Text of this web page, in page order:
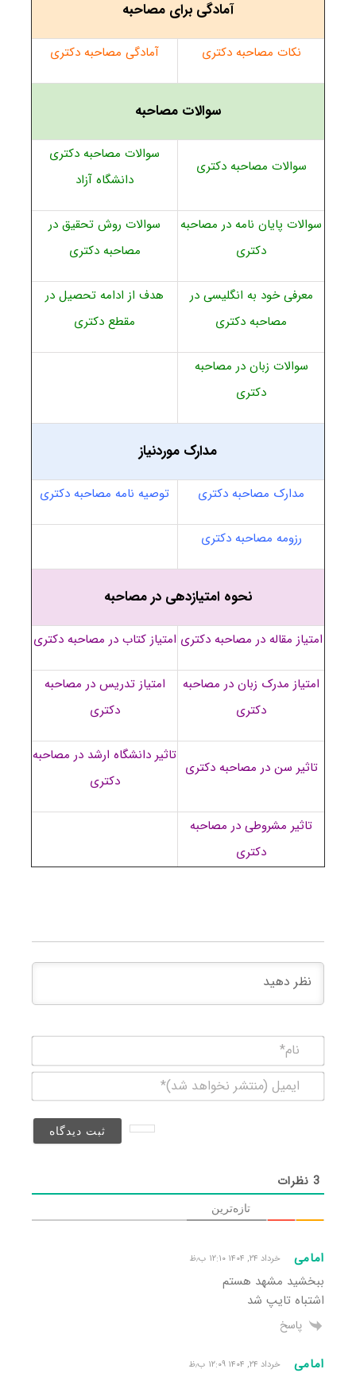
آمادگی برای مصاحبه
نکات مصاحبه دکتری آمادگی مصاحبه دکتری
سوالات مصاحبه
سوالات مصاحبه دکتری
سوالات مصاحبه دکتری
دانشگاه آزاد
سوالات پایان نامه در مصاحبه
دکتری
سوالات روش تحقیق در
مصاحبه دکتری
معرفی خود به انگلیسی در
مصاحبه دکتری
هدف از ادامه تحصیل در
مقطع دکتری
سوالات زبان در مصاحبه
دکتری
مدارک موردنیاز
مدارک مصاحبه دکتری توصیه نامه مصاحبه دکتری
رزومه مصاحبه دکتری
نحوه امتیازدهی در مصاحبه
امتیاز مقاله در مصاحبه دکتری امتیاز کتاب در مصاحبه دکتری
امتیاز مدرک زبان در مصاحبه
دکتری
امتیاز تدریس در مصاحبه
دکتری
تاثیر سن در مصاحبه دکتری
تاثیر دانشگاه ارشد در مصاحبه
دکتری
تاثیر مشروطی در مصاحبه
دکتری
(منتشر
3 نظرات
تازه‌ترین
امامی خرداد ۲۴, ۱۴۰۴ ۱۲:۱۰ ب٫ظ
ببخشید مشهد هستم
اشتباه تایپ شد
پاسخ
امامی خرداد ۲۴, ۱۴۰۴ ۱۲:۰۹ ب٫ظ